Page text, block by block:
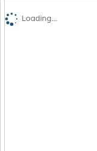
Loading...